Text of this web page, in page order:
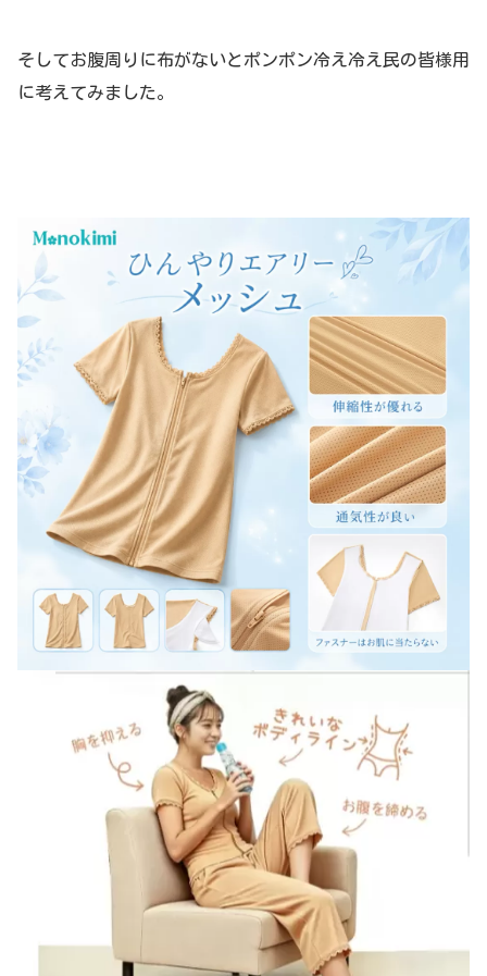
そしてお腹周りに布がないとポンポン冷え冷え民の皆様用
に考えてみました。